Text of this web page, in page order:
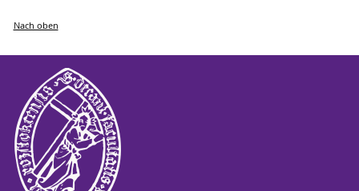
Nach oben